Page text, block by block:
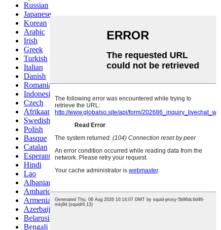
Russian
Japanese
Korean
Arabic
Irish
Greek
Turkish
Italian
Danish
Romanian
Indonesian
Czech
Afrikaans
Swedish
Polish
Basque
Catalan
Esperanto
Hindi
Lao
Albanian
Amharic
Armenian
Azerbaijani
Belarusian
Bengali